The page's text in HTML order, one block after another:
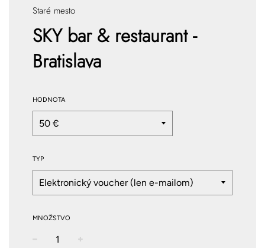
Staré mesto
SKY bar & restaurant -
Bratislava
HODNOTA
TYP
MNOŽSTVO